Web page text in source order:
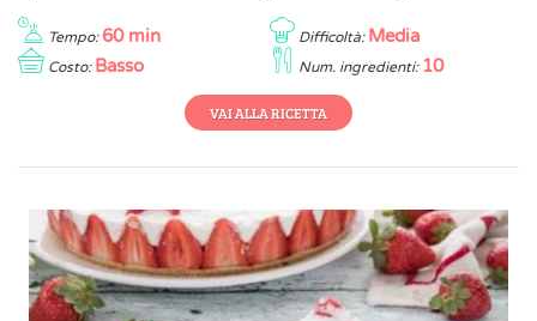
Tempo: 60 min Difficoltà: Media
Costo: Basso Num. ingredienti: 10
VAI ALLA RICETTA